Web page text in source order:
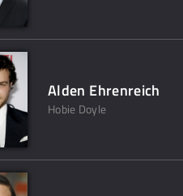
Alden Ehrenreich
Hobie Doyle